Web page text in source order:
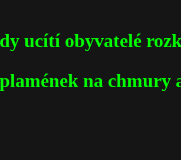
ucítí obyvatelé
na chmury